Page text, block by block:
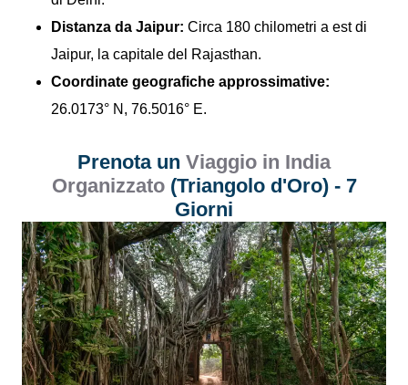
Distanza da Jaipur: Circa 180 chilometri a est di
Jaipur, la capitale del Rajasthan.
Coordinate geografiche approssimative:
26.0173° N, 76.5016° E.
Prenota un Viaggio in India
Organizzato(Triangolo d'Oro) - 7
Giorni